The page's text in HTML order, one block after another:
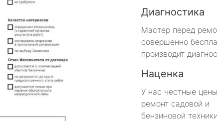
Диагностика
Мастер перед
совершенно
производит
Наценка
У нас честные
ремонт садовой и
бензиновой